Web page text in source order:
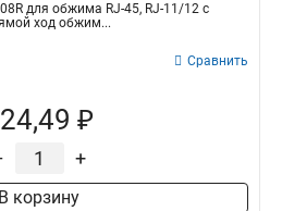
для обжима RJ-45, RJ-11/12 с
ход обжим...
Сравнить
₽
+
В корзину